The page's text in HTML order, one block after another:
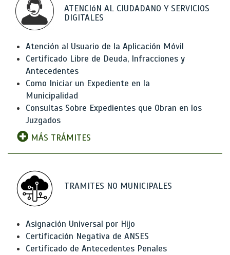
ATENCIóN AL CIUDADANO Y SERVICIOS
DIGITALES
Atención al Usuario de la Aplicación Móvil
Certificado Libre de Deuda, Infracciones y
Antecedentes
Como Iniciar un Expediente en la
Municipalidad
Consultas Sobre Expedientes que Obran en los
Juzgados
MÁS TRÁMITES
TRAMITES NO MUNICIPALES
Asignación Universal por Hijo
Certificación Negativa de ANSES
Certificado de Antecedentes Penales